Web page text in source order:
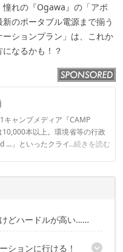
れの『Ogawa』の「アポ
のポータブル電源まで揃う
ションプラン」は、これか
なるかも！？
キャンプメディア『CAMP
本以上。環境省等の行政
...」といったクライアントとの
...続きを読む
ィール
どハードルが高い……
ションに行ける！